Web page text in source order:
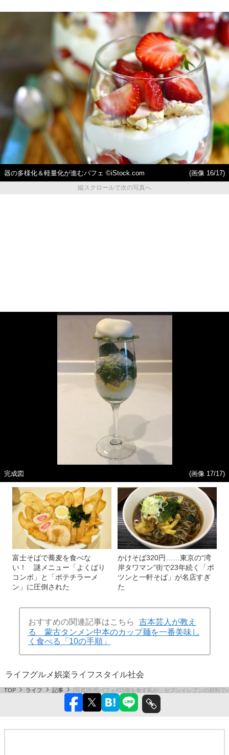
器の多様化＆軽量化が進むパフェ ©iStock.com
(画像 16/17)
縦スクロールで次の写真へ
完成図 (画像 17/17)
富士そばで蕎麦を食べな
い！ 謎メニュー「よくばり
コンボ」と「ポテチラーメ
ン」に圧倒された
かけそば320円……東京の“湾
岸タワマン”街で23年続く「ポ
ツンと一軒そば」が名店すぎ
た
おすすめの関連記事はこちら
吉本芸人が教え
る 蒙古タンメン中本のカップ麺を一番美味し
く食べる「10の手順」
ライフグルメ娯楽ライフスタイル社会
TOP ライフ 記事 [写真]年間パフェ415個を食す私が、セブンイレブンの材料